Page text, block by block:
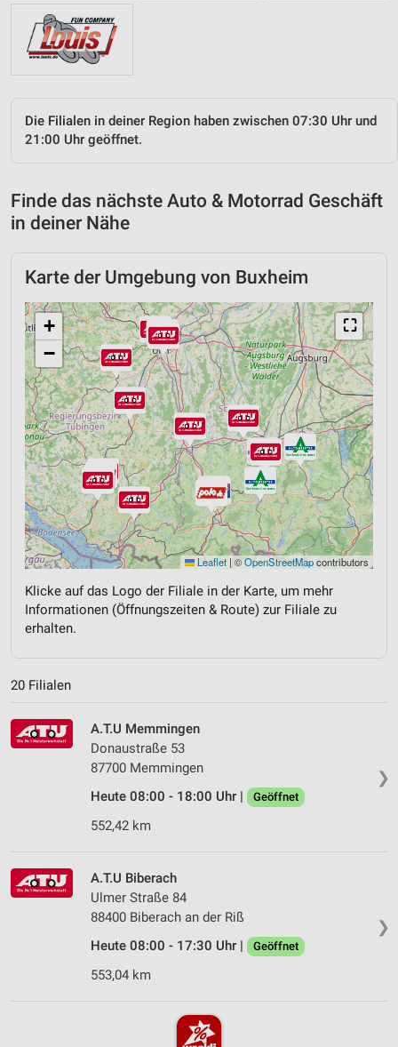
Die Filialen in deiner Region haben zwischen 07:30 Uhr und
21:00 Uhr geöffnet.
Finde das nächste Auto & Motorrad Geschäft
in deiner Nähe
Karte der Umgebung von Buxheim
⛶
+
−
Leaflet | ©OpenStreetMapcontributors
Klicke auf das Logo der Filiale in der Karte, um mehr
Informationen (Öffnungszeiten & Route) zur Filiale zu
erhalten.
20 Filialen
❯
A.T.U Memmingen
Donaustraße 53
87700 Memmingen
Heute 08:00 - 18:00 Uhr |
Geöffnet
552,42 km
❯
A.T.U Biberach
Ulmer Straße 84
88400 Biberach an der Riß
Heute 08:00 - 17:30 Uhr |
Geöffnet
553,04 km